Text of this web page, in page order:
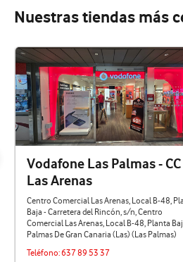
Nuestras tiendas más
Vodafone Las Palmas - CC
Las Arenas
Centro Comercial Las Arenas, Local B-48,
Baja - Carretera del Rincón, s/n, Centro
Comercial Las Arenas, Local B-48, Planta
Palmas De Gran Canaria (Las) (Las Palmas)
Teléfono:637 89 53 37